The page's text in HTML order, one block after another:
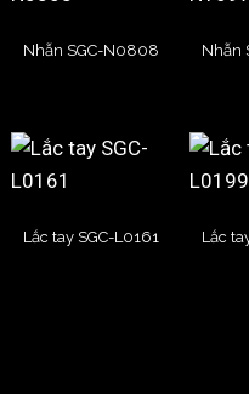
Nhẫn SGC-N0808 Nhẫn
Lắc tay SGC-L0161 Lắc